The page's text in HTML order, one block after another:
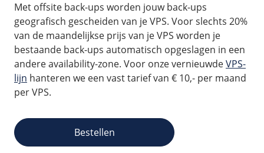
Met offsite back-ups worden jouw back-ups
geografisch gescheiden van je VPS. Voor slechts 20%
van de maandelijkse prijs van je VPS worden je
bestaande back-ups automatisch opgeslagen in een
andere availability-zone. Voor onze vernieuwdeVPS-
lijn hanteren we een vast tarief van € 10,- per maand
per VPS.
Bestellen